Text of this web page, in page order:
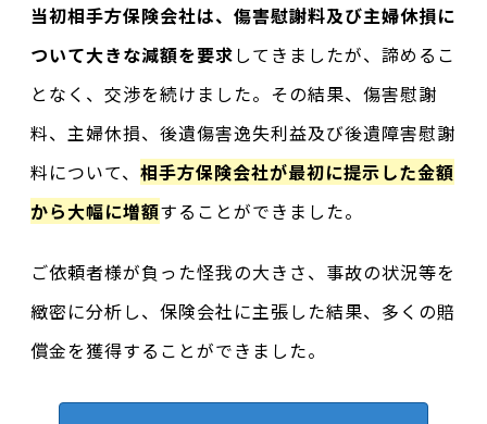
当初相手方保険会社は、傷害慰謝料及び主婦休損に
ついて大きな減額を要求してきましたが、諦めるこ
となく、交渉を続けました。その結果、傷害慰謝
料、主婦休損、後遺傷害逸失利益及び後遺障害慰謝
料について、相手方保険会社が最初に提示した金額
から大幅に増額することができました。
ご依頼者様が負った怪我の大きさ、事故の状況等を
緻密に分析し、保険会社に主張した結果、多くの賠
償金を獲得することができました。